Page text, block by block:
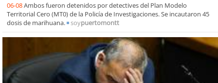
06-08Ambos fueron detenidos por detectives del Plan Modelo
Territorial Cero (MT0) de la Policía de Investigaciones. Se incautaron 45
dosis de marihuana.
soypuertomontt